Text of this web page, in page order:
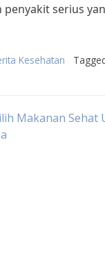
penyakit serius
Kesehatan
Makanan Sehat